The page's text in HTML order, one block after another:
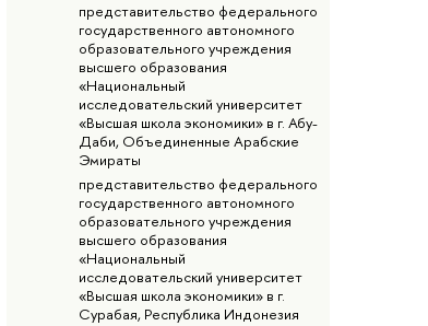
представительство федерального
государственного автономного
образовательного учреждения
высшего образования
«Национальный
исследовательский университет
«Высшая школа экономики» в г. Абу-
Даби, Объединенные Арабские
Эмираты
представительство федерального
государственного автономного
образовательного учреждения
высшего образования
«Национальный
исследовательский университет
«Высшая школа экономики» в г.
Сурабая, Республика Индонезия